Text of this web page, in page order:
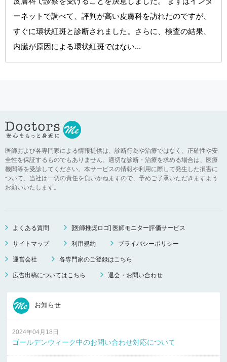
ーネットで調べて、評判が高い皮膚科を訪れたのですが、
すぐに環状紅斑と診断されました。さらに、検査の結果、
内臓が原因による環状紅斑ではない...
医師および各専門家による情報提供は、診断行為や治療ではなく、正確性や安
全性を保証するものでもありません。適切な診断・治療を求める場合は、医療
機関等を受診してください。本サービスの情報や利用に際して発生した損害に
ついて、当社は一切の責任を負いかねますので、予めご了承いただきますよう
お願いいたします。
よくある質問 [医師推奨ロゴ] 医師モニター評価サービス
サイトマップ 利用規約 プライバシーポリシー
運営会社 各専門家のご登録はこちら
広告出稿についてはこちら 退会・お問い合わせ
お知らせ
2024年04月18日
ゴールデンウィーク中のお問い合わせ対応について